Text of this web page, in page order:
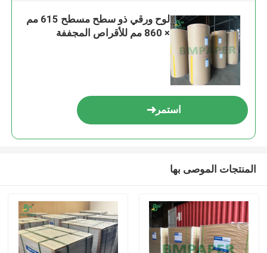
لوح ورقي ذو سطح مسطح 615 مم
× 860 مم للأقراص المجففة
استمر
المنتجات الموصى بها